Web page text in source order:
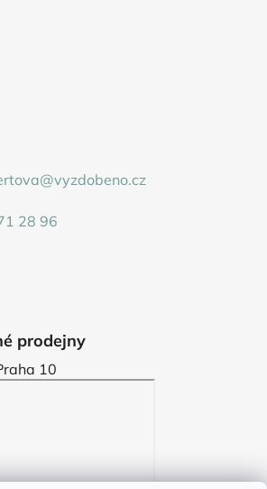
@vyzdobeno.cz
28 96
prodejny
10